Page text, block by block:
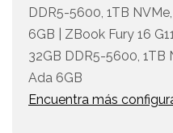
DDR5-5600, 1TB
6GB | ZBook Fury 16
32GB DDR5-5600, 1TB
Ada 6GB
Encuentra más